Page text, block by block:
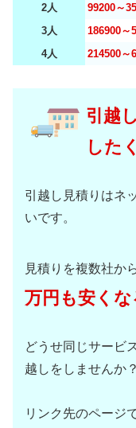
2人
99200～
3人
186900～
4人
214500～
引越
した
引越し見積りはネ
いです。
見積りを複数社か
万円も安くな
どうせ同じサービ
越しをしませんか？
リンク先のページ